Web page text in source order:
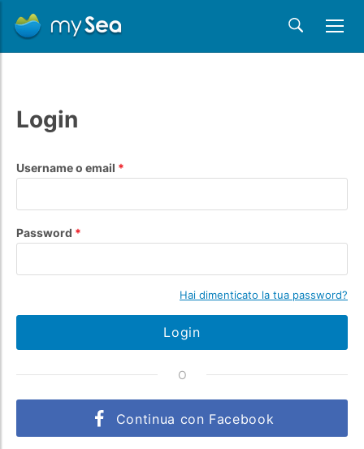
Login
Username o email
Password
Hai dimenticato la tua password?
Login
O
Continua con Facebook